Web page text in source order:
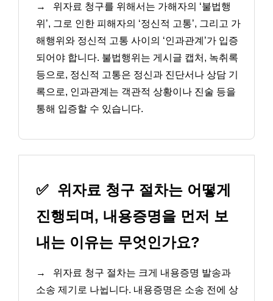
→
위자료 청구를 위해서는 가해자의 ‘불법행
위’, 그로 인한 피해자의 ‘정신적 고통’, 그리고 가
해행위와 정신적 고통 사이의 ‘인과관계’가 입증
되어야 합니다. 불법행위는 게시글 캡처, 녹취록
등으로, 정신적 고통은 정신과 진단서나 상담 기
록으로, 인과관계는 객관적 상황이나 진술 등을
통해 입증할 수 있습니다.
✅ 위자료 청구 절차는 어떻게
진행되며, 내용증명을 먼저 보
내는 이유는 무엇인가요?
→
위자료 청구 절차는 크게 내용증명 발송과
소송 제기로 나뉩니다. 내용증명은 소송 전에 상